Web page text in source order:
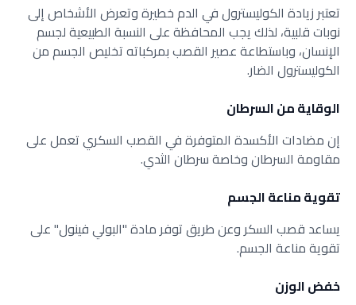
تعتبر زيادة الكوليسترول في الدم خطيرة وتعرض الأشخاص إلى
نوبات قلبية، لذلك يجب المحافظة على النسبة الطبيعية لجسم
الإنسان، وباستطاعة عصير القصب بمركباته تخليص الجسم من
الكوليسترول الضار.
الوقاية من السرطان
إن مضادات الأكسدة المتوفرة في القصب السكري تعمل على
مقاومة السرطان وخاصة سرطان الثدي.
تقوية مناعة الجسم
يساعد قصب السكر وعن طريق توفر مادة "البولي فينول" على
تقوية مناعة الجسم.
خفض الوزن